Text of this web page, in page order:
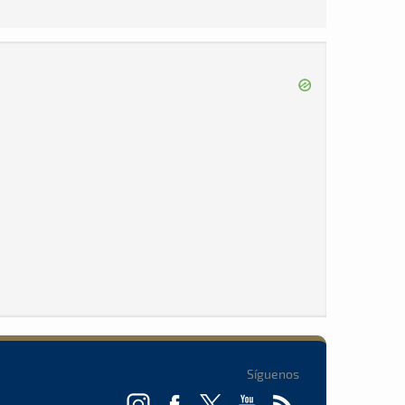
Síguenos